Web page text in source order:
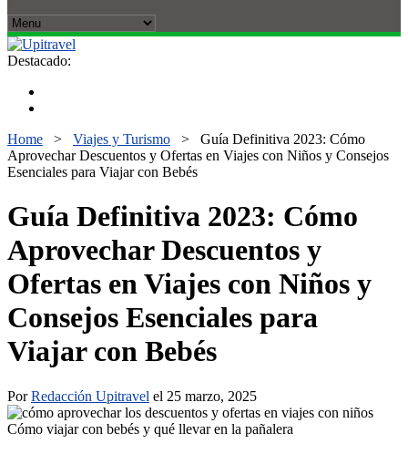
Destacado:
Home > Viajes y Turismo > Guía Definitiva 2023: Cómo
Aprovechar Descuentos y Ofertas en Viajes con Niños y Consejos
Esenciales para Viajar con Bebés
Guía Definitiva 2023: Cómo
Aprovechar Descuentos y
Ofertas en Viajes con Niños y
Consejos Esenciales para
Viajar con Bebés
PorRedacción Upitravel el 25 marzo, 2025